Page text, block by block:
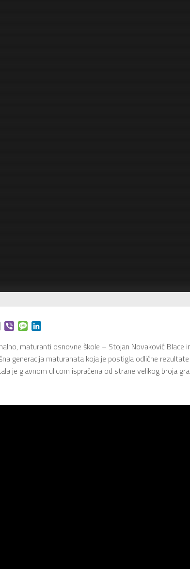
Email Viber Message
maturanti osnovne škole – Stojan Novaković Blace
generacija maturanata koja je postigla odlične
je glavnom ulicom ispraćena od strane velikog broja